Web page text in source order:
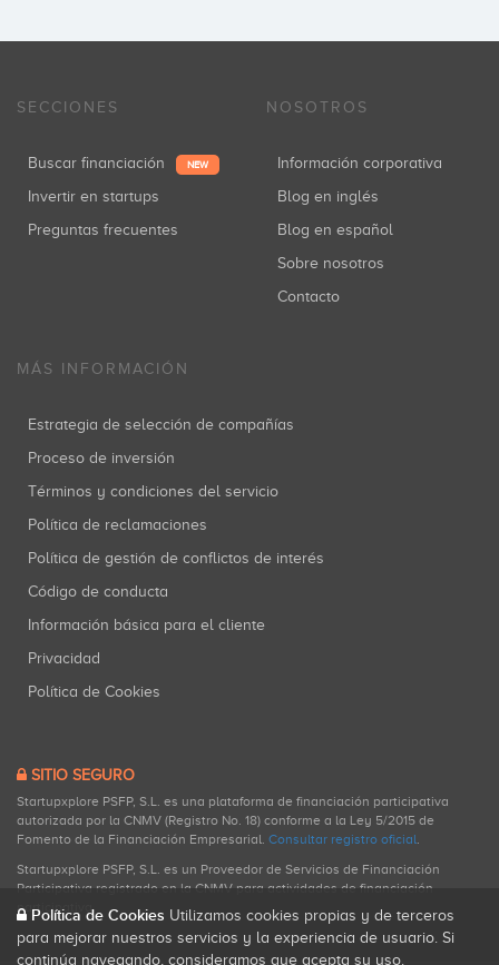
SECCIONES
Buscar financiación NEW
Invertir en startups
Preguntas frecuentes
NOSOTROS
Información corporativa
Blog en inglés
Blog en español
Sobre nosotros
Contacto
MÁS INFORMACIÓN
Estrategia de selección de compañías
Proceso de inversión
Términos y condiciones del servicio
Política de reclamaciones
Política de gestión de conflictos de interés
Código de conducta
Información básica para el cliente
Privacidad
Política de Cookies
SITIO SEGURO
Startupxplore PSFP, S.L. es una plataforma de financiación participativa
autorizada por la CNMV (Registro No. 18) conforme a la Ley 5/2015 de
Fomento de la Financiación Empresarial. Consultar registro oficial.
Startupxplore PSFP, S.L. es un Proveedor de Servicios de Financiación
Participativa registrado en la CNMV para actividades de financiación
participativa.
Política de Cookies Utilizamos cookies propias y de terceros
para mejorar nuestros servicios y la experiencia de usuario. Si
continúa navegando, consideramos que acepta su uso.